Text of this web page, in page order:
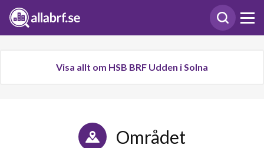
Visa allt om HSB BRF Udden i Solna
Området